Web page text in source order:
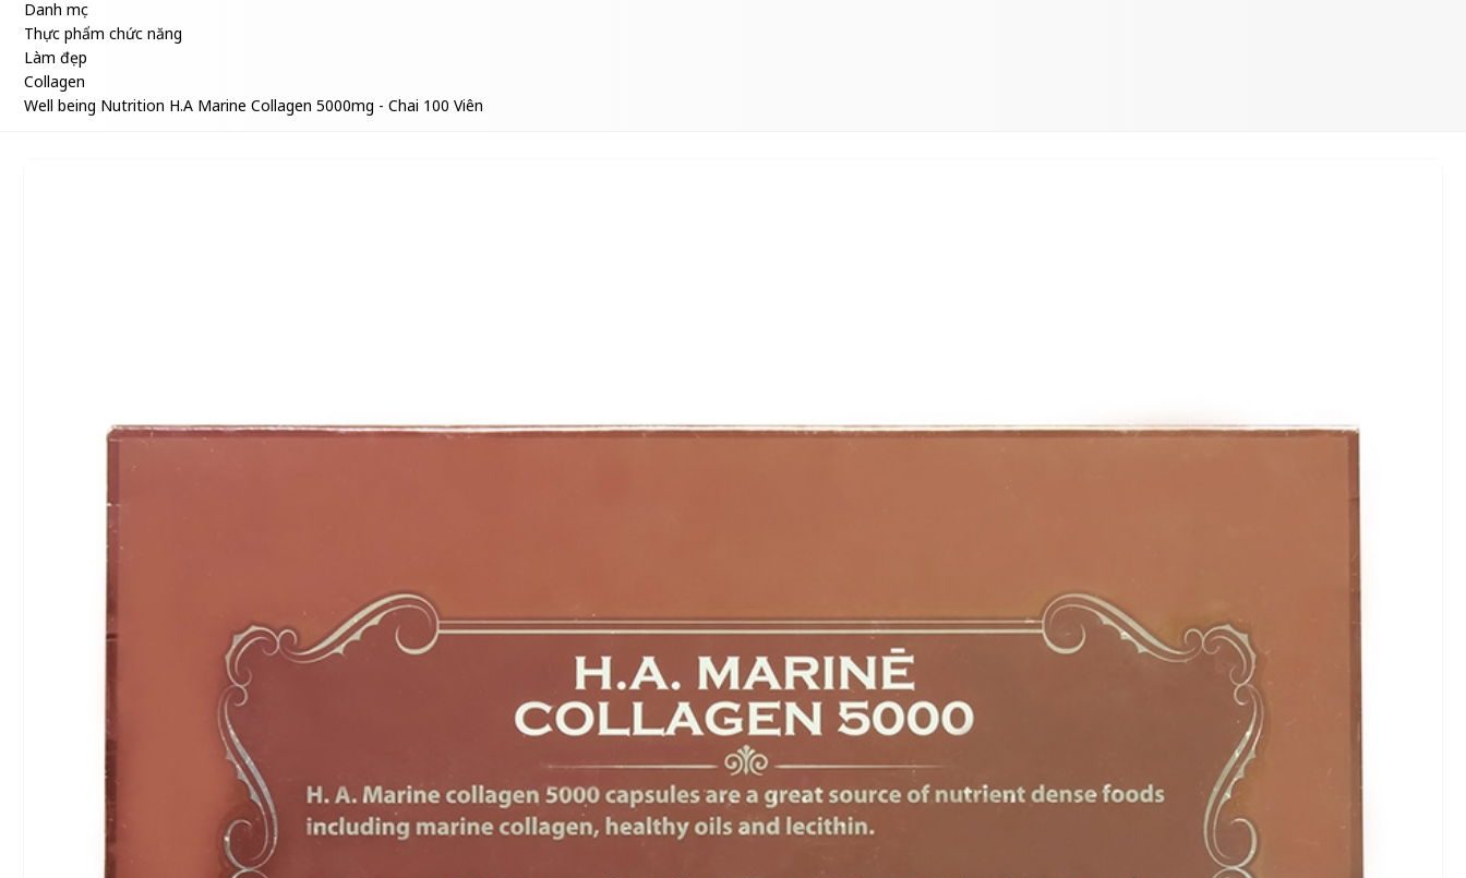
Danh mục
Thực phẩm chức năng
Làm đẹp
Collagen
Well being Nutrition H.A Marine Collagen 5000mg - Chai 100 Viên